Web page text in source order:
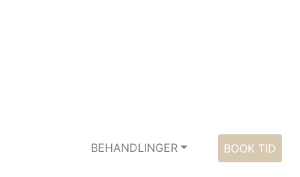
BEHANDLINGER BOOK TID